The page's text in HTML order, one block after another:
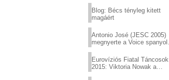
Blog: Bécs tényleg kitett
magáért
Antonio José (JESC 2005)
megnyerte a Voice spanyol
Eurovíziós Fiatal Táncosok
2015: Viktoria Nowak a